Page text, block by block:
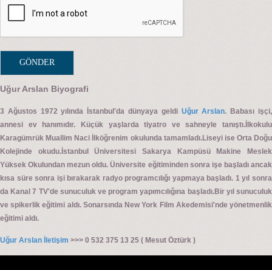
Uğur Arslan Biyografi
3 Ağustos 1972 yılında İstanbul'da dünyaya geldi Uğur Arslan. Babası işçi,
annesi ev hanımıdır. Küçük yaşlarda tiyatro ve sahneyle tanıştı.İlkokulu
Karagümrük Muallim Naci İlköğrenim okulunda tamamladı.Liseyi ise Orta Doğu
Kolejinde okudu.İstanbul Üniversitesi Sakarya Kampüsü Makine Meslek
Yüksek Okulundan mezun oldu. Üniversite eğitiminden sonra işe başladı ancak
kısa süre sonra işi bırakarak radyo programcılığı yapmaya başladı. 1 yıl sonra
da Kanal 7 TV'de sunuculuk ve program yapımcılığına başladı.Bir yıl sunuculuk
ve spikerlik eğitimi aldı. Sonarsında New York Film Akedemisi'nde yönetmenlik
eğitimi aldı.
Uğur Arslan İletişim >>> 0 532 375 13 25 ( Mesut Öztürk )